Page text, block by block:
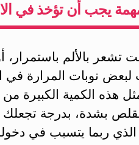
يجب أن تؤخذ في
تشعر بالألم باستمرار،
نوبات المرارة
هذه الكمية الكبيرة
بشدة، بدرجة تجعلك
الذي ربما يتسبب في